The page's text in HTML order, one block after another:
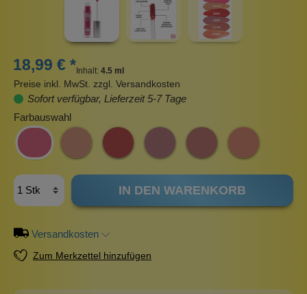
18,99 € * Inhalt: 4.5 ml
Preise inkl. MwSt. zzgl. Versandkosten
Sofort verfügbar, Lieferzeit 5-7 Tage
Farbauswahl
IN DEN WARENKORB
Versandkosten
Zum Merkzettel hinzufügen